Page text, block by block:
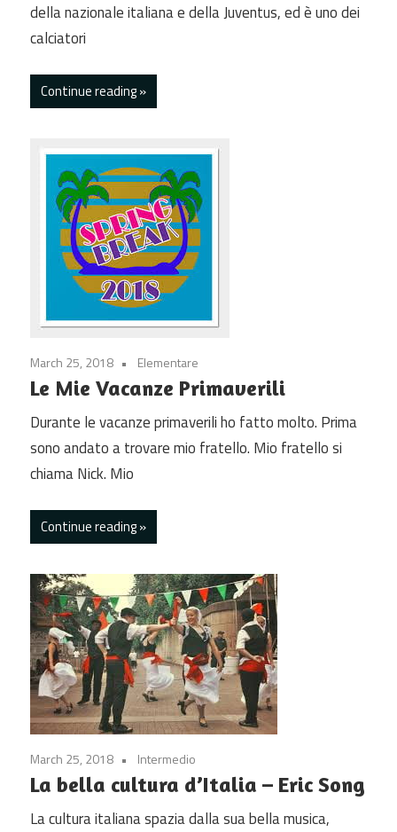
della nazionale italiana e della Juventus, ed è uno dei
calciatori
Continue reading
March 25, 2018 Elementare
Le Mie Vacanze Primaverili
Durante le vacanze primaverili ho fatto molto. Prima
sono andato a trovare mio fratello. Mio fratello si
chiama Nick. Mio
Continue reading
March 25, 2018 Intermedio
La bella cultura d’Italia – Eric Song
La cultura italiana spazia dalla sua bella musica,